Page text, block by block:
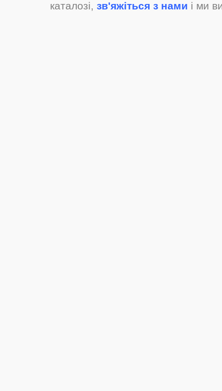
каталозі, зв'яжіться з нами і ми